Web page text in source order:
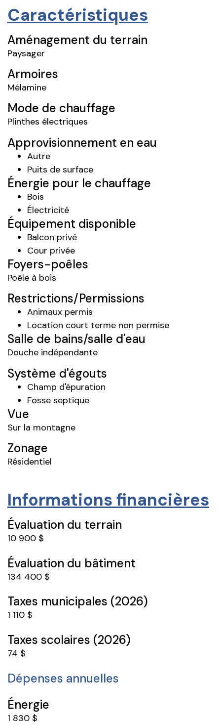
Caractéristiques
Aménagement du terrain
Paysager
Armoires
Mélamine
Mode de chauffage
Plinthes électriques
Approvisionnement en eau
Autre
Puits de surface
Énergie pour le chauffage
Bois
Électricité
Équipement disponible
Balcon privé
Cour privée
Foyers-poêles
Poêle à bois
Restrictions/Permissions
Animaux permis
Location court terme non permise
Salle de bains/salle d'eau
Douche indépendante
Système d'égouts
Champ d'épuration
Fosse septique
Vue
Sur la montagne
Zonage
Résidentiel
Informations financières
Évaluation du terrain
10 900 $
Évaluation du bâtiment
134 400 $
Taxes municipales (2026)
1 110 $
Taxes scolaires (2026)
74 $
Dépenses annuelles
Énergie
1 830 $